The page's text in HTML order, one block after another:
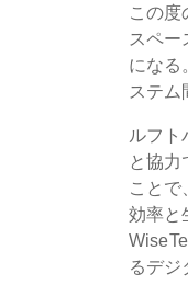
この
スペー
になる
ステム
ルフト
と協
ことで
効率と
るデジ